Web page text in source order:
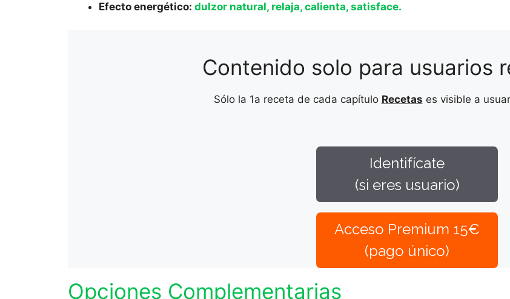
Efecto energético: dulzor natural, relaja, calienta, satisface.
Contenido solo para usuarios
Sólo la 1a receta de cada capítulo Recetas es visible a
Identifícate
(si eres usuario)
Acceso Premium 15€
(pago único)
Opciones Complementarias